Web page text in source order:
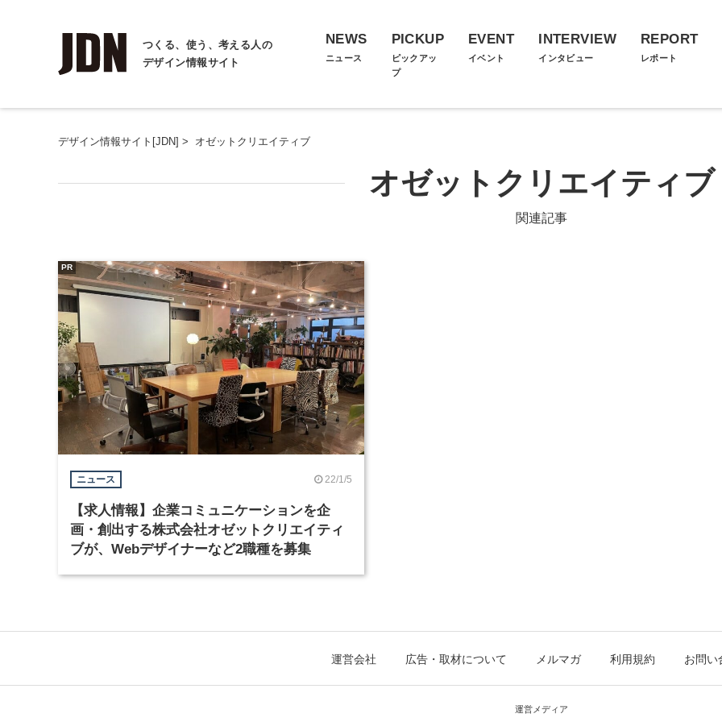
つくる、使う、考える人の
デザイン情報サイト
NEWS
ニュース
PICKUP
ピックアッ
プ
EVENT
イベント
INTERVIEW
インタビュー
REPORT
レポート
デザイン情報サイト[JDN] > オゼットクリエイティブ
オゼットクリエイティブ
関連記事
ニュース 22/1/5
【求人情報】企業コミュニケーションを企
画・創出する株式会社オゼットクリエイティ
ブが、Webデザイナーなど2職種を募集
PR
運営会社 広告・取材について メルマガ 利用規約 お問い
運営メディア